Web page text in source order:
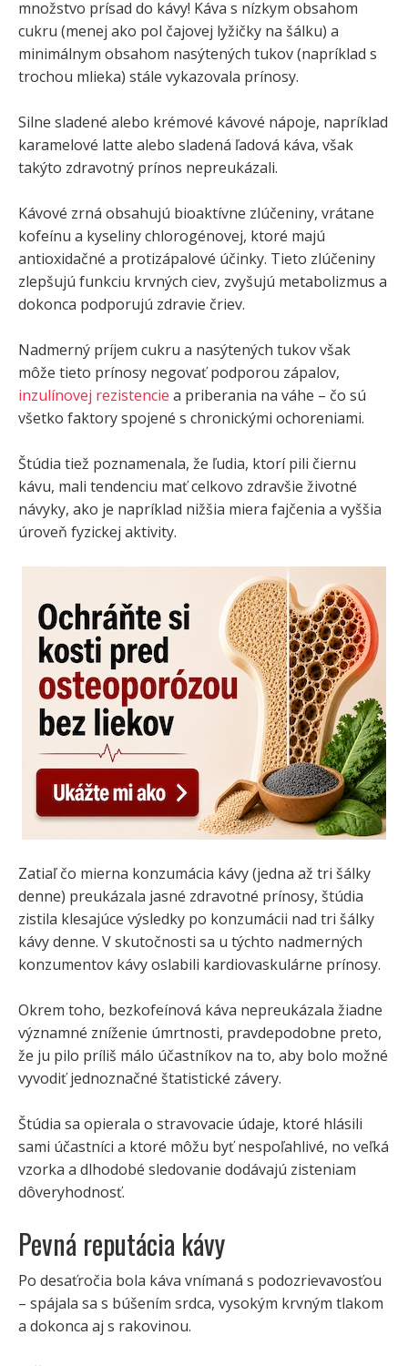
množstvo prísad do kávy! Káva s nízkym obsahom
cukru (menej ako pol čajovej lyžičky na šálku) a
minimálnym obsahom nasýtených tukov (napríklad s
trochou mlieka) stále vykazovala prínosy.
Silne sladené alebo krémové kávové nápoje, napríklad
karamelové latte alebo sladená ľadová káva, však
takýto zdravotný prínos nepreukázali.
Kávové zrná obsahujú bioaktívne zlúčeniny, vrátane
kofeínu a kyseliny chlorogénovej, ktoré majú
antioxidačné a protizápalové účinky. Tieto zlúčeniny
zlepšujú funkciu krvných ciev, zvyšujú metabolizmus a
dokonca podporujú zdravie čriev.
Nadmerný príjem cukru a nasýtených tukov však
môže tieto prínosy negovať podporou zápalov,
inzulínovej rezistencie a priberania na váhe – čo sú
všetko faktory spojené s chronickými ochoreniami.
Štúdia tiež poznamenala, že ľudia, ktorí pili čiernu
kávu, mali tendenciu mať celkovo zdravšie životné
návyky, ako je napríklad nižšia miera fajčenia a vyššia
úroveň fyzickej aktivity.
Zatiaľ čo mierna konzumácia kávy (jedna až tri šálky
denne) preukázala jasné zdravotné prínosy, štúdia
zistila klesajúce výsledky po konzumácii nad tri šálky
kávy denne. V skutočnosti sa u týchto nadmerných
konzumentov kávy oslabili kardiovaskulárne prínosy.
Okrem toho, bezkofeínová káva nepreukázala žiadne
významné zníženie úmrtnosti, pravdepodobne preto,
že ju pilo príliš málo účastníkov na to, aby bolo možné
vyvodiť jednoznačné štatistické závery.
Štúdia sa opierala o stravovacie údaje, ktoré hlásili
sami účastníci a ktoré môžu byť nespoľahlivé, no veľká
vzorka a dlhodobé sledovanie dodávajú zisteniam
dôveryhodnosť.
Pevná reputácia kávy
Po desaťročia bola káva vnímaná s podozrievavosťou
– spájala sa s búšením srdca, vysokým krvným tlakom
a dokonca aj s rakovinou.